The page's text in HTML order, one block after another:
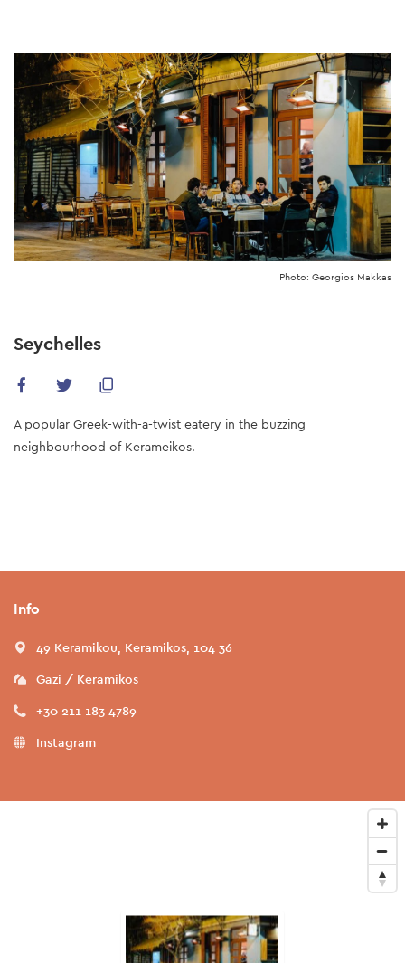
to
main
content
Photo: Georgios Makkas
Seychelles
A popular Greek-with-a-twist eatery in the buzzing
neighbourhood of Kerameikos.
Info
49 Keramikou, Keramikos, 104 36
Gazi / Keramikos
+30 211 183 4789
Instagram